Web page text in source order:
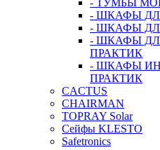
- ТУМБЫ
- ШКАФЫ
- ШКАФЫ
- ШКАФЫ
ПРАКТИК
- ШКАФЫ
ПРАКТИК
CACTUS
CHAIRMAN
TOPRAY Solar
Сейфы KLESTO
Safetronics